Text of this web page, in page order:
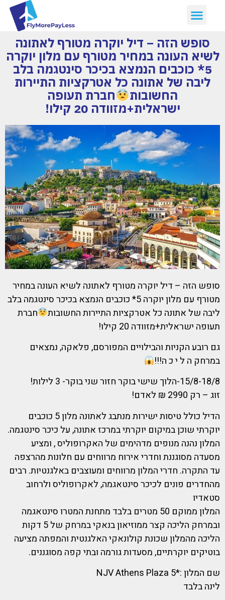
סופש הזה – דיל יוקרה מטורף לאתונה
לשיא העונה במחיר מטורף עם מלון יוקרה
5* כוכבים הנמצא בכיכר סינטגמה בלב
ליבה של אתונה כל אטרקציות התיירות
החשובות
חברת תעופה
ישראלית+מזוודה 20 קילו!
סופש הזה – דיל יוקרה מטורף לאתונה לשיא העונה במחיר
מטורף עם מלון יוקרה 5* כוכבים הנמצא בכיכר סינטגמה בלב
ליבה של אתונה כל אטרקציות התיירות החשובות
חברת
תעופה ישראלית+מזוודה 20 קילו!
גם רובע הקניות והבילויים המפורסם, פלאקה, נמצאים
במרחק ה ל י כ ה!!!
15/8-18/8-הלוך שישי בוקר חזור שני בוקר- 3 לילות!
זוג – רק 2990 ₪ לאדם!
הדיל כולל טיסות ישירות מנתבג לאתונה מלון 5 כוכבים
יוקרתי שוכן במיקום יוקרתי במרכז אתונה, על כיכר סינטגמה.
המלון נהנה מנופים מדהימים של האקרופוליס , ומציע
מסעדה מסוגננת וחדרי אירוח מרווחים עם חלונות מהרצפה
עד התקרה. חדרי המלון מרווחים ומעוצבים באלגנטיות. רבים
מהחדרים פונים לכיכר סינטאגמה, לאקרופוליס ולרחוב
סטאדיו
המלון ממוקם 50 מטרים בלבד מתחנת המטרו סינטאגמה
ובמרחק הליכה קצר ממוזיאון בנאקי במרחק של 5 דקות
הליכה מהמלון שכונת קולונאקי האלגנטית והמפתה מציעה
בוטיקים יוקרתיים, מסעדות גורמה ובתי קפה מסוגננים.
שם המלון :*5 NJV Athens Plaza
לינה בלבד